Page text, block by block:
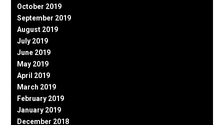
October 2019
September 2019
August 2019
July 2019
June 2019
May 2019
April 2019
March 2019
February 2019
January 2019
December 2018